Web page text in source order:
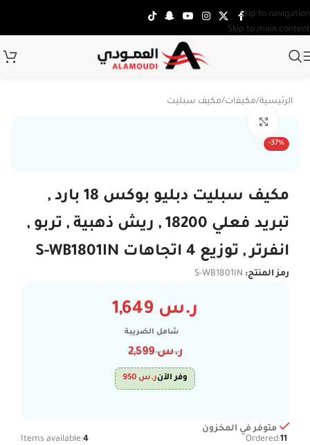
Skip to navigation
Skip to main content
الرئيسية/مكيفات/مكيف سبليت
-37%
مكيف سبليت دبليو بوكس 18 بارد ,
تبريد فعلي 18200 , ريش ذهبية , تربو ,
انفرتر , توزيع 4 اتجاهات S-WB1801IN
رمز المنتج: S-WB1801IN
ر.س
شامل الضريبة
ر.س2,599
وفر الآنر.س
متوفر في المخزون
Ordered:11
Items available:4